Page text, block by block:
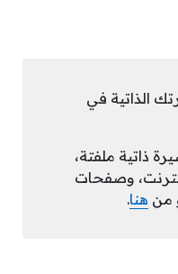
الذاتية في
ذاتية ملفتة،
وصفحات
من هنا.